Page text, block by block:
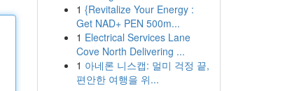
1 {Revitalize Your Energy :
Get NAD+ PEN 500m...
1 Electrical Services Lane
Cove North Delivering ...
1 아네론 니스캡: 멀미 걱정 끝,
편안한 여행을 위...